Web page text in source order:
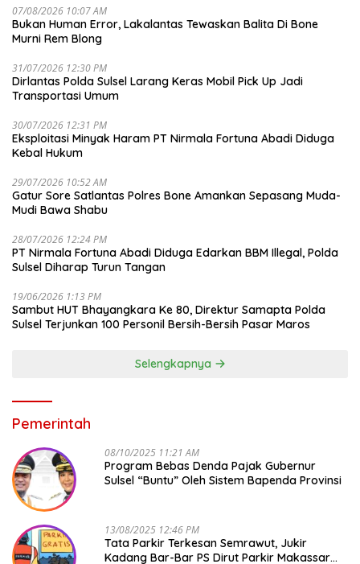
07/08/2026 10:07 AM
Bukan Human Error, Lakalantas Tewaskan Balita Di Bone
Murni Rem Blong
31/07/2026 12:30 PM
Dirlantas Polda Sulsel Larang Keras Mobil Pick Up Jadi
Transportasi Umum
30/07/2026 12:31 PM
Eksploitasi Minyak Haram PT Nirmala Fortuna Abadi Diduga
Kebal Hukum
29/07/2026 10:52 AM
Gatur Sore Satlantas Polres Bone Amankan Sepasang Muda-
Mudi Bawa Shabu
28/07/2026 12:24 PM
PT Nirmala Fortuna Abadi Diduga Edarkan BBM Illegal, Polda
Sulsel Diharap Turun Tangan
19/06/2026 1:13 PM
Sambut HUT Bhayangkara Ke 80, Direktur Samapta Polda
Sulsel Terjunkan 100 Personil Bersih-Bersih Pasar Maros
Selengkapnya
Pemerintah
08/10/2025 11:21 AM
Program Bebas Denda Pajak Gubernur
Sulsel “Buntu” Oleh Sistem Bapenda Provinsi
13/08/2025 12:46 PM
Tata Parkir Terkesan Semrawut, Jukir
Kadang Bar-Bar PS Dirut Parkir Makassar